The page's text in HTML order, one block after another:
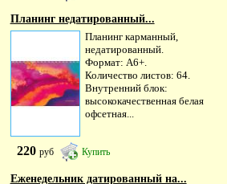
Планинг недатированный...
Планинг карманный,
недатированный.
Формат: А6+.
Количество листов: 64.
Внутренний блок:
высококачественная белая
офсетная...
220 руб Купить
Еженедельник датированный на...